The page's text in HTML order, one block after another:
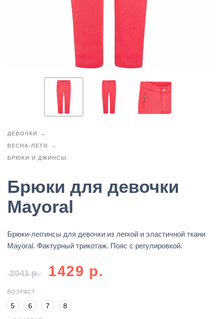
ДЕВОЧКИ
ВЕСНА-ЛЕТО
БРЮКИ И ДЖИНСЫ
Брюки для девочки
Mayoral
Брюки-леггинсы для девочки из легкой и эластичной ткани
Mayoral. Фактурный трикотаж. Пояс с регулировкой.
2041р. 1429 р.
ВОЗРАСТ
5 6 7 8